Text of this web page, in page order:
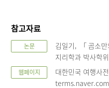
참고자료
논문
김일기, 「곰소
지리학과 박사학
웹페이지
대한민국 여행사
terms.naver.com